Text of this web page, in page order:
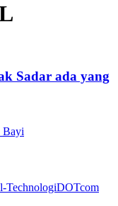
Sadar ada yang